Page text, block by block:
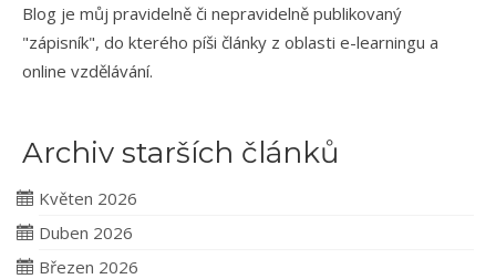
Blog je můj pravidelně či nepravidelně publikovaný
"zápisník", do kterého píši články z oblasti e-learningu a
online vzdělávání.
Archiv starších článků
Květen 2026
Duben 2026
Březen 2026